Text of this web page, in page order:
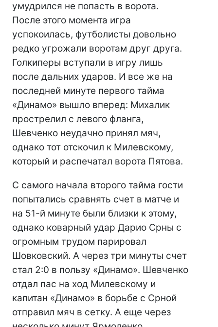
умудрился не попасть в ворота.
После этого момента игра
успокоилась, футболисты довольно
редко угрожали воротам друг друга.
Голкиперы вступали в игру лишь
после дальних ударов. И все же на
последней минуте первого тайма
«Динамо» вышло вперед: Михалик
прострелил с левого фланга,
Шевченко неудачно принял мяч,
однако тот отскочил к Милевскому,
который и распечатал ворота Пятова.
С самого начала второго тайма гости
попытались сравнять счет в матче и
на 51-й минуте были близки к этому,
однако коварный удар Дарио Срны с
огромным трудом парировал
Шовковский. А через три минуты счет
стал 2:0 в пользу «Динамо». Шевченко
отдал пас на ход Милевскому и
капитан «Динамо» в борьбе с Срной
отправил мяч в сетку. А еще через